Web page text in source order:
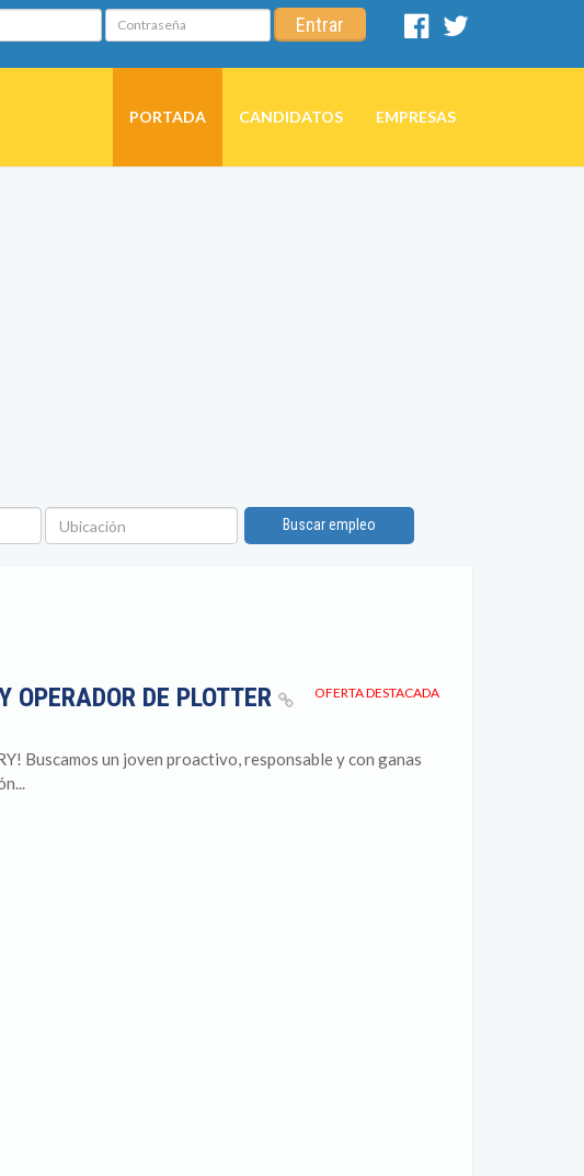
Contraseña Entrar
Facebook
PORTADA CANDIDATOS EMPRESAS
Ubicación
Buscar empleo
OFERTA DESTACADA
OPERADOR DE PLOTTER
Buscamos un joven proactivo, responsable y con ganas